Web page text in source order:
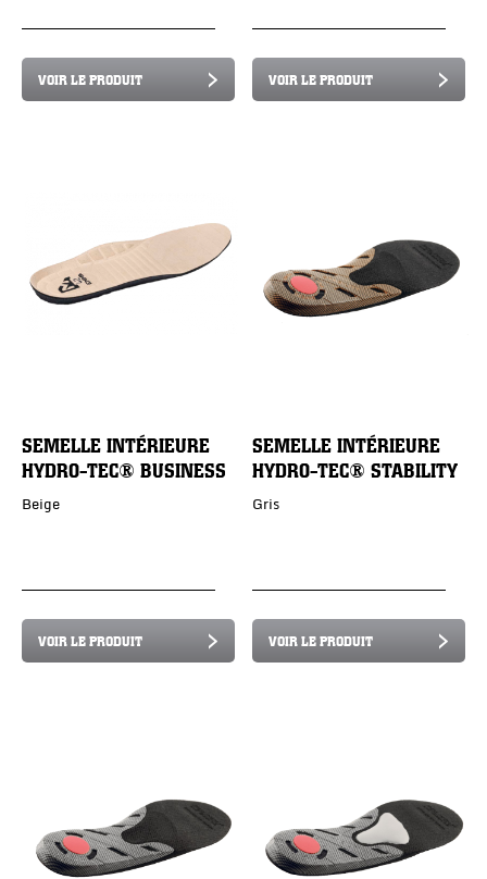
VOIR LE PRODUIT VOIR LE PRODUIT
SEMELLE INTÉRIEURE
HYDRO-TEC® BUSINESS
Beige
VOIR LE PRODUIT
SEMELLE INTÉRIEURE
HYDRO-TEC® STABILITY
Gris
VOIR LE PRODUIT